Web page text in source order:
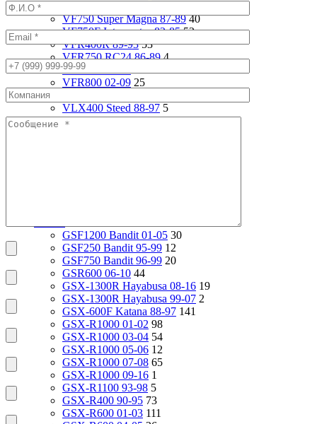
VF750 Super Magna 87-89 40
VF750F Interceptor 82-85 52
VFR400R 89-93 53
VFR750 RC24 86-89 4
VFR750 94-97
VFR800 02-09 25
VLX400 Steed 88-97 5
VRX400 95-96 17
GSF1200 Bandit 01-05 30
GSF250 Bandit 95-99 12
GSF750 Bandit 96-99 20
GSR600 06-10 44
GSX-1300R Hayabusa 08-16 19
GSX-1300R Hayabusa 99-07 2
GSX-600F Katana 88-97 141
GSX-R1000 01-02 98
GSX-R1000 03-04 54
GSX-R1000 05-06 12
GSX-R1000 07-08 65
GSX-R1000 09-16 1
GSX-R1100 93-98 5
GSX-R400 90-95 73
GSX-R600 01-03 111